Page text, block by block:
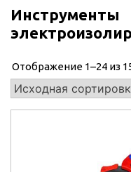
Инструменты
Отображение 1–24 из